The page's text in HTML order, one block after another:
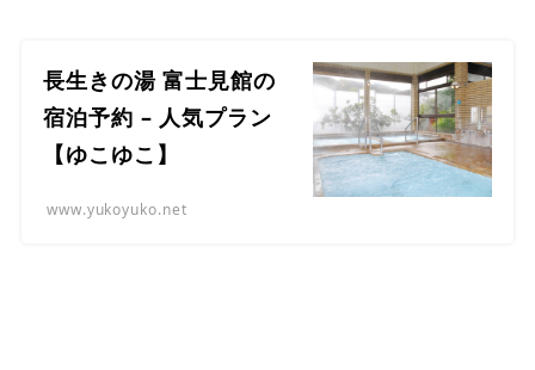
長生きの湯 富士見館の
宿泊予約 – 人気プラン
【ゆこゆこ】
www.yukoyuko.net